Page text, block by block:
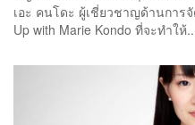
เอะ คนโดะ ผู้เชี่ยวชาญด้านการ
Up with Marie Kondo ที่จะทำให้